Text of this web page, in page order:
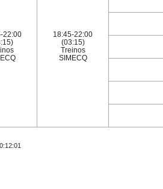
22:00
18:45-22:00
(03:15)
Treinos
SIMECQ